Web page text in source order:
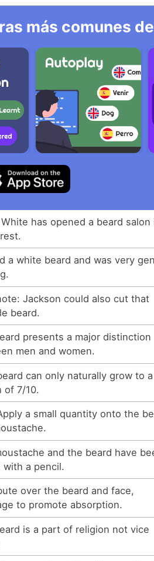
más comunes
has opened a beard salon
a white beard and was very
Jackson could also cut that
beard.
presents a major distinction
men and women.
can only naturally grow to a
of 7/10.
a small quantity onto the
and the beard have
with a pencil.
over the beard and face,
to promote absorption.
is a part of religion not vice